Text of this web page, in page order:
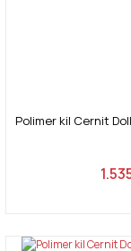
Polimer kil Cernit